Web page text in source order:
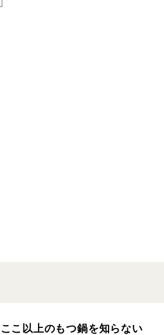
ここ以上のもつ鍋を知らない